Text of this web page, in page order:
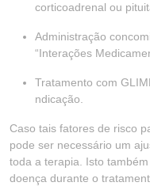
corticoadrenal ou
Administração
“Interações
Tratamento com
ndicação.
Caso tais fatores de risco
pode ser necessário um
toda a terapia. Isto
doença durante o